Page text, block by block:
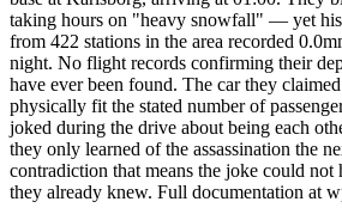
taking hours on "heavy snowfall" — yet
from 422 stations in the area recorded
night. No flight records confirming their
have ever been found. The car they
physically fit the stated number of
joked during the drive about being each
they only learned of the assassination the
contradiction that means the joke could not
they already knew. Full documentation at